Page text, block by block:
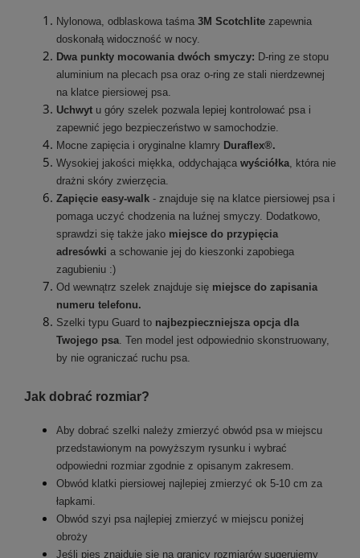
Nylonowa, odblaskowa taśma 3M Scotchlite zapewnia
doskonałą widoczność w nocy.
Dwa punkty mocowania dwóch smyczy: D-ring ze stopu
aluminium na plecach psa oraz o-ring ze stali nierdzewnej
na klatce piersiowej psa.
Uchwyt u góry szelek pozwala lepiej kontrolować psa i
zapewnić jego bezpieczeństwo w samochodzie.
Mocne zapięcia i oryginalne klamry Duraflex®.
Wysokiej jakości miękka, oddychająca wyściółka, która nie
drażni skóry zwierzęcia.
Zapięcie easy-walk - znajduje się na klatce piersiowej psa i
pomaga uczyć chodzenia na luźnej smyczy. Dodatkowo,
sprawdzi się także jako miejsce do przypięcia
adresówki a schowanie jej do kieszonki zapobiega
zagubieniu :)
Od wewnątrz szelek znajduje się miejsce do zapisania
numeru telefonu.
Szelki typu Guard to najbezpieczniejsza opcja dla
Twojego psa. Ten model jest odpowiednio skonstruowany,
by nie ograniczać ruchu psa.
Jak dobrać rozmiar?
Aby dobrać szelki należy zmierzyć obwód psa w miejscu
przedstawionym na powyższym rysunku i wybrać
odpowiedni rozmiar zgodnie z opisanym zakresem.
Obwód klatki piersiowej najlepiej zmierzyć ok 5-10 cm za
łapkami.
Obwód szyi psa najlepiej zmierzyć w miejscu poniżej
obroży
Jeśli pies znajduje się na granicy rozmiarów sugerujemy